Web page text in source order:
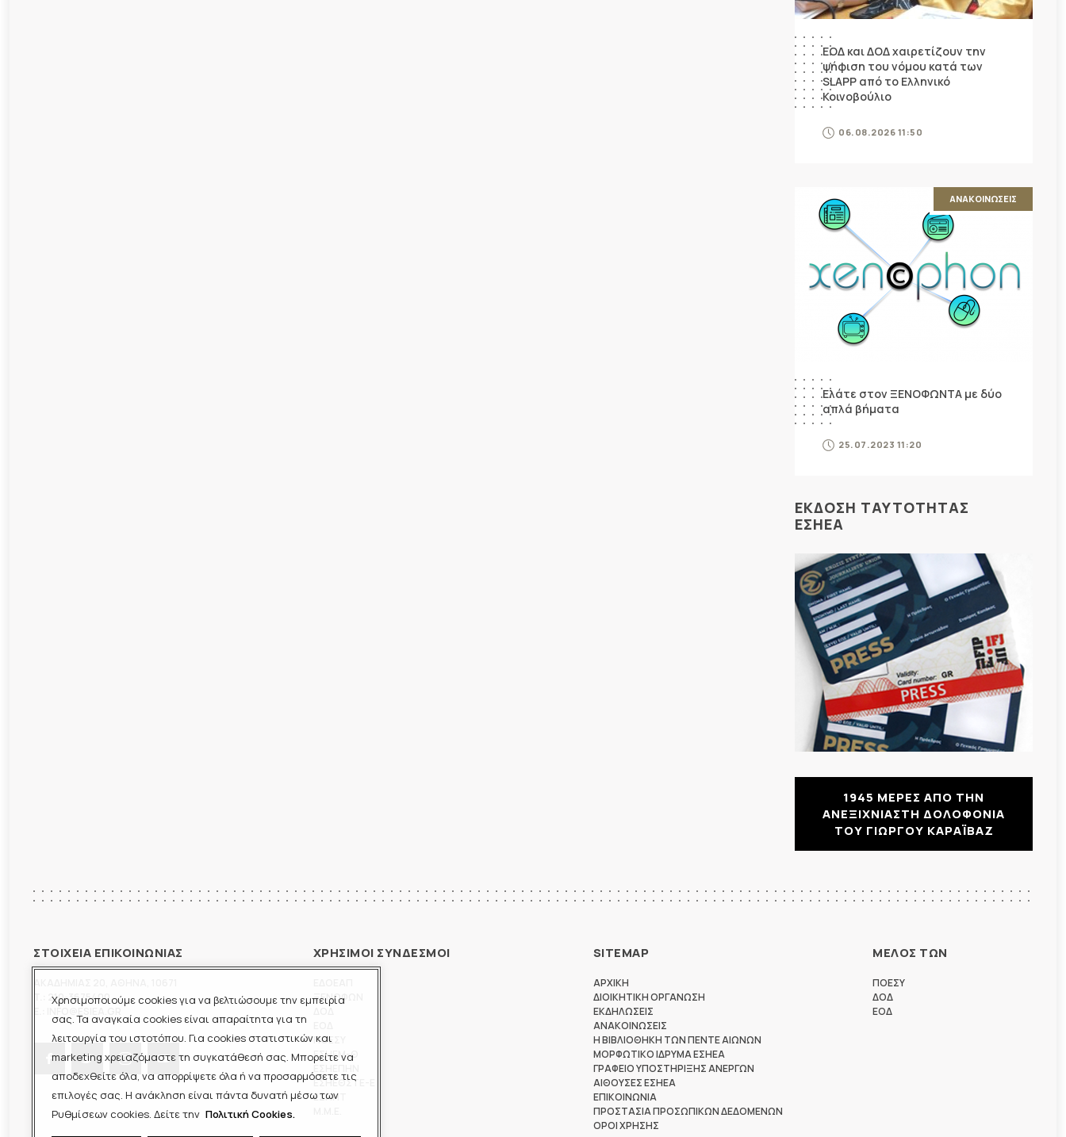
Χρησιμοποιούμε cookies για να βελτιώσουμε την εμπειρία
σας. Τα αναγκαία cookies είναι απαραίτητα για τη
λειτουργία του ιστοτόπου. Για cookies στατιστικών και
marketing χρειαζόμαστε τη συγκατάθεσή σας. Μπορείτε να
αποδεχθείτε όλα, να απορρίψετε όλα ή να προσαρμόσετε τις
επιλογές σας. Η ανάκληση είναι πάντα δυνατή μέσω των
Ρυθμίσεων cookies. Δείτε την Πολιτική Cookies.
ΕΟΔ και ΔΟΔ χαιρετίζουν την
ψήφιση του νόμου κατά των
SLAPP από το Ελληνικό
Κοινοβούλιο
06.08.2026 11:50
ΑΝΑΚΟΙΝΩΣΕΙΣ
Ελάτε στον ΞΕΝΟΦΩΝΤΑ με δύο
απλά βήματα
25.07.2023 11:20
ΕΚΔΟΣΗ ΤΑΥΤΟΤΗΤΑΣ
ΕΣΗΕΑ
1945 ΜΕΡΕΣ ΑΠΟ ΤΗΝ
ΑΝΕΞΙΧΝΙΑΣΤΗ ΔΟΛΟΦΟΝΙΑ
ΤΟΥ ΓΙΩΡΓΟΥ ΚΑΡΑΪΒΑΖ
ΣΤΟΙΧΕΙΑ ΕΠΙΚΟΙΝΩΝΙΑΣ
210-3675400
ΧΡΗΣΙΜΟΙ ΣΥΝΔΕΣΜΟΙ
ΞΕΝΟΦΩΝ
ΠΟΕΣΥ
ΕΣΗΕΜ-Θ
ΕΣΗΕΘΣΤΕ-Ε
ΕΣΠΗΤ
SITEMAP
ΑΡΧΙΚΗ
ΔΙΟΙΚΗΤΙΚΗ ΟΡΓΑΝΩΣΗ
ΕΚΔΗΛΩΣΕΙΣ
ΑΝΑΚΟΙΝΩΣΕΙΣ
Η ΒΙΒΛΙΟΘΗΚΗ ΤΩΝ ΠΕΝΤΕ ΑΙΩΝΩΝ
ΜΟΡΦΩΤΙΚΟ ΙΔΡΥΜΑ ΕΣΗΕΑ
ΓΡΑΦΕΙΟ ΥΠΟΣΤΗΡΙΞΗΣ ΑΝΕΡΓΩΝ
ΑΙΘΟΥΣΕΣ ΕΣΗΕΑ
ΕΠΙΚΟΙΝΩΝΙΑ
ΠΡΟΣΤΑΣΙΑ ΠΡΟΣΩΠΙΚΩΝ ΔΕΔΟΜΕΝΩΝ
ΟΡΟΙ ΧΡΗΣΗΣ
ΜΕΛΟΣ ΤΩΝ
ΠΟΕΣΥ
ΔΟΔ
ΕΟΔ